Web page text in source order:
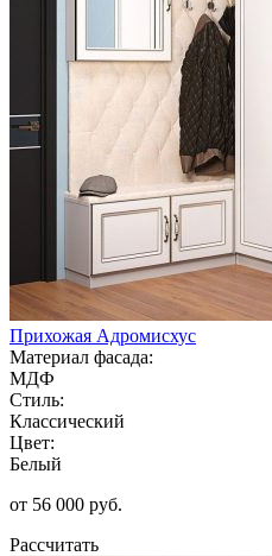
Прихожая Адромисхус
Материал фасада:
МДФ
Стиль:
Классический
Цвет:
Белый
от 56 000 руб.
Рассчитать